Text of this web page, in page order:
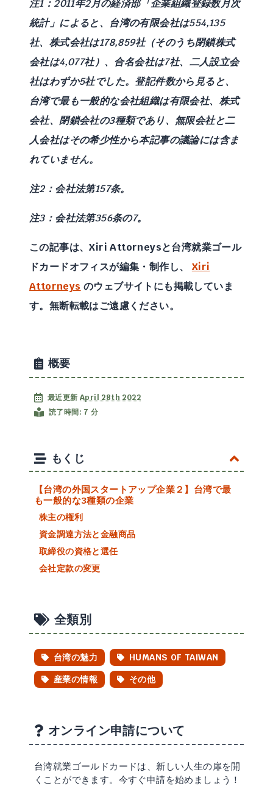
注1：2011年2月の経済部「企業組織登録数月次
統計」によると、台湾の有限会社は554,135
社、株式会社は178,859社（そのうち閉鎖株式
会社は4,077社）、合名会社は7社、二人設立会
社はわずか5社でした。登記件数から見ると、
台湾で最も一般的な会社組織は有限会社、株式
会社、閉鎖会社の3種類であり、無限会社と二
人会社はその希少性から本記事の議論には含ま
れていません。
注2：会社法第157条。
注3：会社法第356条の7。
この記事は、Xiri Attorneysと台湾就業ゴール
ドカードオフィスが編集・制作し、 Xiri
Attorneys のウェブサイトにも掲載していま
す。無断転載はご遠慮ください。
概要
最近更新 April 28th 2022
読了時間: 7 分
もくじ
【台湾の外国スタートアップ企業２】台湾で最
も一般的な3種類の企業
株主の権利
資金調達方法と金融商品
取締役の資格と選任
会社定款の変更
全類別
台湾の魅力
HUMANS OF TAIWAN
産業の情報
その他
オンライン申請について
台湾就業ゴールドカードは、新しい人生の扉を開
くことができます。今すぐ申請を始めましょう！